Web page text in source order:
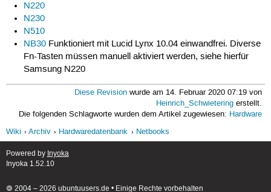
N220
N230
N510
NB30 Funktioniert mit Lucid Lynx 10.04 einwandfrei. Diverse
Fn-Tasten müssen manuell aktiviert werden, siehe hierfür
Samsung N220
Diese Revision wurde am 14. Februar 2020 07:19 von
Heinrich_Schwietering erstellt.
Die folgenden Schlagworte wurden dem Artikel zugewiesen: Hardware
Wiki
Archiv Hardwaredatenbank Netbooks
Powered by Inyoka
Inyoka 1.52.10
🄯 2004 – 2026 ubuntuusers.de • Einige Rechte vorbehalten